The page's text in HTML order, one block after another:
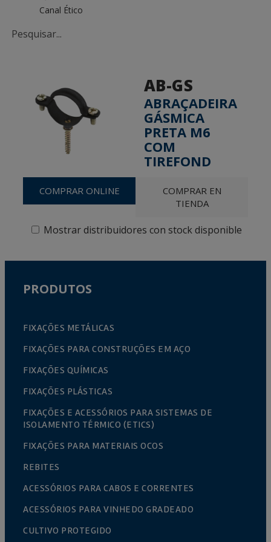
Canal Ético
AB-GS
ABRAÇADEIRA
GÁSMICA
PRETA M6
COM
TIREFOND
COMPRAR ONLINE
COMPRAR EN
TIENDA
Mostrar distribuidores con stock disponible
PRODUTOS
FIXAÇÕES METÁLICAS
FIXAÇÕES PARA CONSTRUÇÕES EM AÇO
FIXAÇÕES QUÍMICAS
FIXAÇÕES PLÁSTICAS
FIXAÇÕES E ACESSÓRIOS PARA SISTEMAS DE
ISOLAMENTO TÉRMICO (ETICS)
FIXAÇÕES PARA MATERIAIS OCOS
REBITES
ACESSÓRIOS PARA CABOS E CORRENTES
ACESSÓRIOS PARA VINHEDO GRADEADO
CULTIVO PROTEGIDO